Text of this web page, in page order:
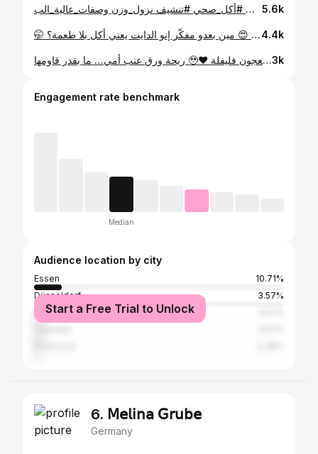
قالولي إنو الدايت يعني حرمان… وأنا أثبتلهم العكس 🤭🔥 لتحضير سندويشين بتحتاج: ٢ خبز ساندويش أسمر بيضتين مسلوقين علبة تونا بالمَيّ خيار مخلّل بصل أحمر بقدونس فرش ملعقتين كبار سكايَر ملعقة كبيرة مايونيز لايت ملعقة صغيرة خردل ملح، فلفل، وبودرة ثوم شريحتين جبنة لايت بندورة خيار خس للصوص: سيراتشا، كاتشاب زيرو، سكايَر، مايونيز لايت، وخردل. لكل ساندويش: حوالي ٥٠٠ سعرة حرارية و٤٠ غرام بروتين طعمه بيجنّن، غني بالبروتين، بيساعد على نزول الوزن، وبيشبع كتير. 🔥💪 #بروتين #تونا #ساندويش #أكل_صحي #تنشيف نزول_وزن وصفات_عالية_الب 5.6k
🤭 إنت عربي وعم تعمل دايت؟ يعني عم تحاول تنسى البطاطا والمخلّل؟ مستحيل! بس مين قال إنو الأكل الطيّب لازم يكون مليان سعرات؟ 😌 🥔 سلطة بطاطا عالية بالبروتين 📝 المكوّنات: • 200غ بطاطا • بيضتين مسلوقين • خيار مخلّل • حبّة فليفلة • حبّة بصل • شبت • سماق 🥣 للصلصة: • 200غ سكاير • شوي من ميّ المخلّل • 1 ملعقة صغيرة خردل • 1 ملعقة صغيرة مايونيز لايت • ملح وفلفل 📊 القيم الغذائية (للطبق كامل): 🔥 حوالي 535 سعرة حرارية 💪 39غ بروتين 🍞 52غ كاربوهيدرات 🥑 16غ دهون طعمتها بتذكّر بسلطة البطاطا تبع البيت، بس بنسخة أخف وأعلى بالبروتين. 😍 مين بعدو مفكّر إنو الدايت يعني أكل بلا طعمة؟ 😂4.4k
ريحة ورق عنب أمي… ما بقدر قاومها 🥹❤️ حتى بالدايت 💪🏻🍇 قالولي إنّو ورق العنب بالزيت ممنوع بالدايت… هيدا الطبق كفّى تقريباً لـ 7–8 أشخاص. مكوّنات الطنجرة: 🍇 750 غ ورق عنب 🍚 300 غ رز 🌿 ربطة بقدونس 🌱 بصل أخضر 🍅 1–2 بندورة 🌿 نعنع طازة 🥄 ملعقة كبيرة معجون فليفلة 🥄 ملعقة كبيرة معجون بندورة 🥄 ملعقتين كبار دبس رمان 🧂 ملح، فلفل، سماق وكمّون وضفنا كمان: 🥔 3 حبات بطاطا صغار لوسط 🥕 جزرتين 🌶️ 2 فليفلة مدببة 🍋 عصير حامض ❤️ حبّة رمان للصوص: 🥄 ملعقة كبيرة معجون بندورة 🥄 ملعقة كبيرة معجون فليفلة 🫒 ملعقتين كبار زيت زيتون للطنجرة كلها 🥄 ملعقة كبيرة دبس رمان ➡️ مجموع السعرات الحرارية للطنجرة كلها حوالي 2100–2300 سعرة حرارية 😅 ➡️ إذا قسمناها على 8 حصص، الحصة الواحدة حوالي 250–290 سعرة حرارية فقط 💪🏻 ليش مناسب للدايت؟ ✅ غني بالألياف ✅ بيشبع لفترة طويلة ✅ مليان فيتامينات ومعادن ✅ حجمه كبير وسعراته معتدلة ✅ بس ملعقتين كبار زيت زيتون للطنجرة كلها شو ناقص ليصير وجبة متكاملة؟ 💪🏻 بروتين! 🥣 لبنة، زبادي أو جاجيك 🍗 صدر دجاج 🥩 لحمة هبرة قليلة الدهن 🫘 عدس أو حمص مش كل أكلة فيها رز يعني ممنوعة بالدايت… المهم الكمية، المكونات وطريق3k
Engagement rate benchmark
Median
Audience location by city
Essen
10.71%
Düsseldorf
3.57%
Hamburg
Start a Free Trial to Unlock
6. 𝖬𝖾𝗅𝗂𝗇𝖺 𝖦𝗋𝗎𝖻𝖾
Germany